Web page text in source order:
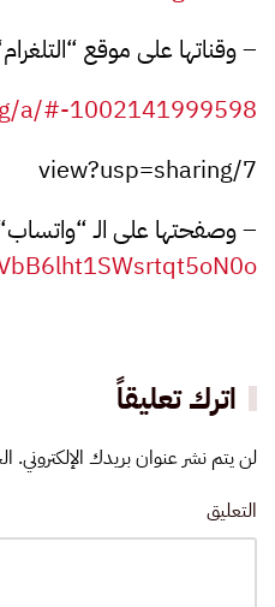
–وقناتها على موقع “التلغرام
a/#-1002141999598
7/view?usp=sharing
–وصفحتها على الـ “واتساب
اترك تعليقاً
لن يتم نشر عنوان بريدك الإلكتروني.
التعليق